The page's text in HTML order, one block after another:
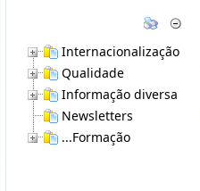
Internacionalização
Qualidade
Informação diversa
Newsletters
...Formação